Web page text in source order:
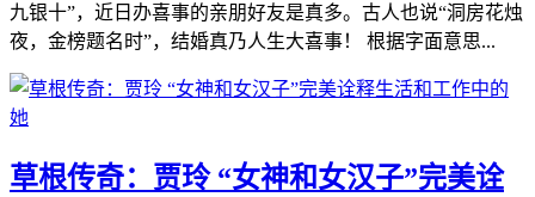
九银十”，近日办喜事的亲朋好友是真多。古人也说“洞房花烛
夜，金榜题名时”，结婚真乃人生大喜事！ 根据字面意思...
​草根传奇：贾玲 “女神和女汉子”完美诠